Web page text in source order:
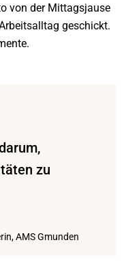
von der Mittagsjause
geschickt.
zu
AMS Gmunden